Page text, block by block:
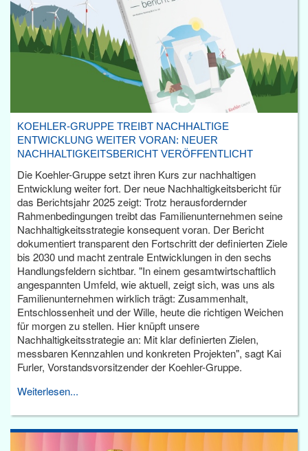
KOEHLER-GRUPPE TREIBT NACHHALTIGE
ENTWICKLUNG WEITER VORAN: NEUER
NACHHALTIGKEITSBERICHT VERÖFFENTLICHT
Die Koehler-Gruppe setzt ihren Kurs zur nachhaltigen
Entwicklung weiter fort. Der neue Nachhaltigkeitsbericht für
das Berichtsjahr 2025 zeigt: Trotz herausfordernder
Rahmenbedingungen treibt das Familienunternehmen seine
Nachhaltigkeitsstrategie konsequent voran. Der Bericht
dokumentiert transparent den Fortschritt der definierten Ziele
bis 2030 und macht zentrale Entwicklungen in den sechs
Handlungsfeldern sichtbar. "In einem gesamtwirtschaftlich
angespannten Umfeld, wie aktuell, zeigt sich, was uns als
Familienunternehmen wirklich trägt: Zusammenhalt,
Entschlossenheit und der Wille, heute die richtigen Weichen
für morgen zu stellen. Hier knüpft unsere
Nachhaltigkeitsstrategie an: Mit klar definierten Zielen,
messbaren Kennzahlen und konkreten Projekten", sagt Kai
Furler, Vorstandsvorsitzender der Koehler-Gruppe.
Weiterlesen...